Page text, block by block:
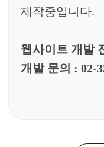
제작중입니다.
웹사이트 개발
개발 문의 : 02-